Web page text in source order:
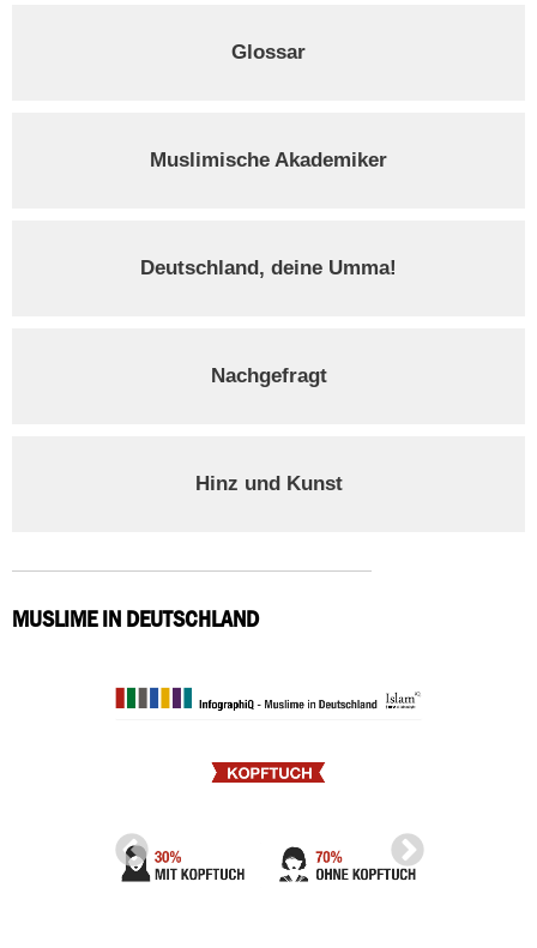
Glossar
Muslimische Akademiker
Deutschland, deine Umma!
Nachgefragt
Hinz und Kunst
MUSLIME IN DEUTSCHLAND